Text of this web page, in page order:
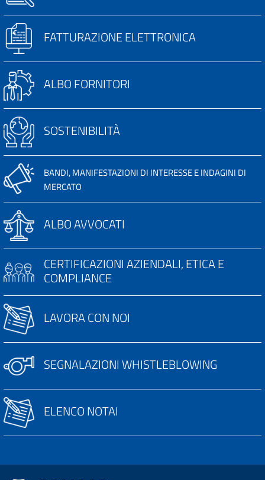
FATTURAZIONE ELETTRONICA
ALBO FORNITORI
SOSTENIBILITÀ
BANDI, MANIFESTAZIONI DI INTERESSE E INDAGINI DI
MERCATO
ALBO AVVOCATI
CERTIFICAZIONI AZIENDALI, ETICA E
COMPLIANCE
LAVORA CON NOI
SEGNALAZIONI WHISTLEBLOWING
ELENCO NOTAI